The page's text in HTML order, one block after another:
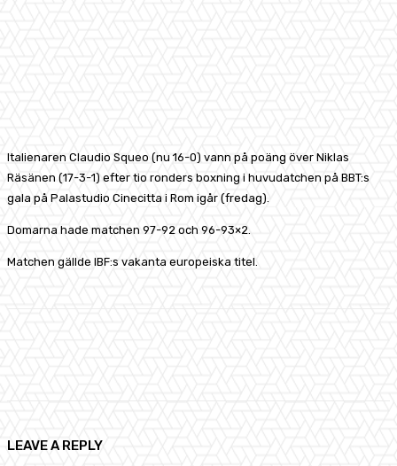
Italienaren Claudio Squeo (nu 16-0) vann på poäng över Niklas
Räsänen (17-3-1) efter tio ronders boxning i huvudatchen på BBT:s
gala på Palastudio Cinecitta i Rom igår (fredag).
Domarna hade matchen 97-92 och 96-93×2.
Matchen gällde IBF:s vakanta europeiska titel.
LEAVE A REPLY